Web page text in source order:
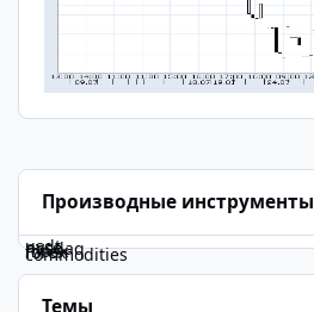
Производные инструменты
commodities
forex
moex
nasdaq
nyse
usdt
Темы